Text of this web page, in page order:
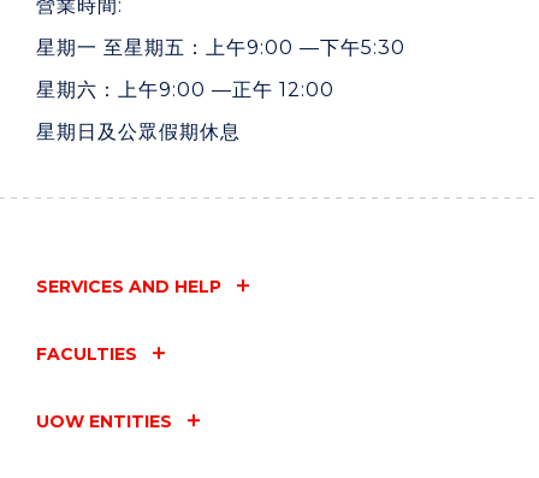
營業時間:
星期一 至星期五：上午9:00 —下午5:30
星期六：上午9:00 —正午 12:00
星期日及公眾假期休息
SERVICES AND HELP
FACULTIES
UOW ENTITIES